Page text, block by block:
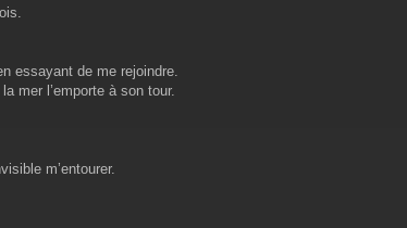
essayant de me rejoindre.
mer l’emporte à son tour.
m’entourer.